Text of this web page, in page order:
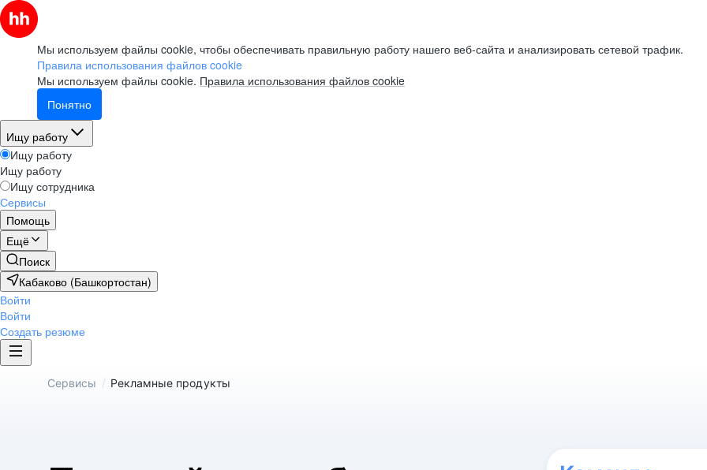
Мы используем файлы cookie, чтобы обеспечивать правильную работу нашего веб-сайта и анализировать сетевой трафик.
Правила использования файлов cookie
Мы используем файлы cookie. Правила использования файлов cookie
Понятно
Ищу работу
Ищу работу
Ищу работу
Ищу сотрудника
Сервисы
Помощь
Ещё
Поиск
Кабаково (Башкортостан)
Войти
Войти
Создать резюме
Сервисы / Рекламные продукты